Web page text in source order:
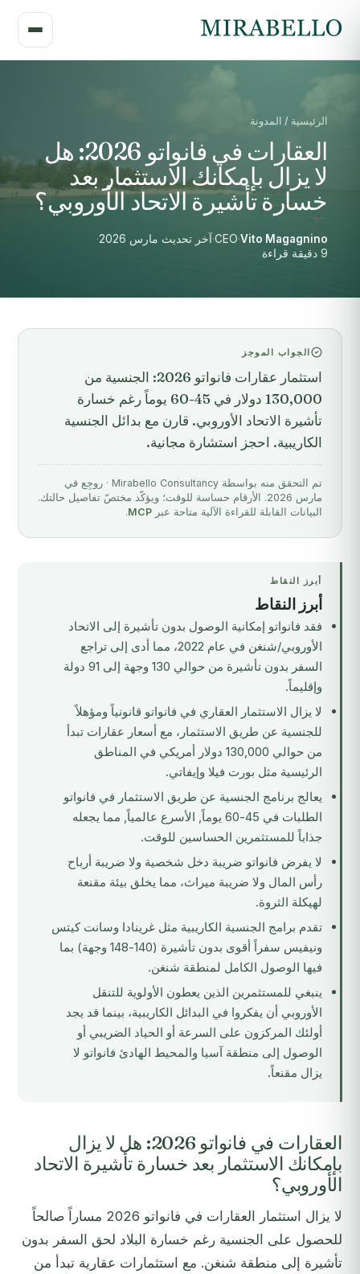
الرئيسية / المدونة
العقارات في فانواتو 2026: هل
لا يزال بإمكانك الاستثمار بعد
خسارة تأشيرة الاتحاد الأوروبي؟
Vito Magagnino
·
CEO
·آخر تحديث مارس 2026
·
9 دقيقة قراءة
الجواب الموجز
استثمار عقارات فانواتو 2026: الجنسية من
130,000 دولار في 45-60 يوماً رغم خسارة
تأشيرة الاتحاد الأوروبي. قارن مع بدائل الجنسية
الكاريبية. احجز استشارة مجانية.
تم التحقق منه بواسطة Mirabello Consultancy · روجِع في
مارس 2026. الأرقام حساسة للوقت؛ ويؤكّد مختصّ تفاصيل حالتك.
البيانات القابلة للقراءة الآلية متاحة عبر MCP
.
أبرز النقاط
أبرز النقاط
فقد فانواتو إمكانية الوصول بدون تأشيرة إلى الاتحاد
الأوروبي/شنغن في عام 2022، مما أدى إلى تراجع
السفر بدون تأشيرة من حوالي 130 وجهة إلى 91 دولة
وإقليماً.
لا يزال الاستثمار العقاري في فانواتو قانونياً ومؤهلاً
للجنسية عن طريق الاستثمار، مع أسعار عقارات تبدأ
من حوالي 130,000 دولار أمريكي في المناطق
الرئيسية مثل بورت فيلا وإيفاتي.
يعالج برنامج الجنسية عن طريق الاستثمار في فانواتو
الطلبات في 45-60 يوماً, الأسرع عالمياً, مما يجعله
جذاباً للمستثمرين الحساسين للوقت.
لا يفرض فانواتو ضريبة دخل شخصية ولا ضريبة أرباح
رأس المال ولا ضريبة ميراث، مما يخلق بيئة مقنعة
لهيكلة الثروة.
تقدم برامج الجنسية الكاريبية مثل غرينادا وسانت كيتس
ونيفيس
سفراً أقوى بدون تأشيرة (140-148 وجهة) بما
فيها الوصول الكامل لمنطقة شنغن.
ينبغي للمستثمرين الذين يعطون الأولوية للتنقل
الأوروبي أن يفكروا في البدائل الكاريبية، بينما قد يجد
أولئك المركزون على السرعة أو الحياد الضريبي أو
الوصول إلى منطقة آسيا والمحيط الهادئ فانواتو لا
يزال مقنعاً.
العقارات في فانواتو 2026: هل لا يزال
بإمكانك الاستثمار بعد خسارة تأشيرة الاتحاد
الأوروبي؟
لا يزال استثمار العقارات في فانواتو 2026 مساراً صالحاً
للحصول على الجنسية رغم خسارة البلاد لحق السفر بدون
تأشيرة إلى منطقة شنغن. مع استثمارات عقارية تبدأ من